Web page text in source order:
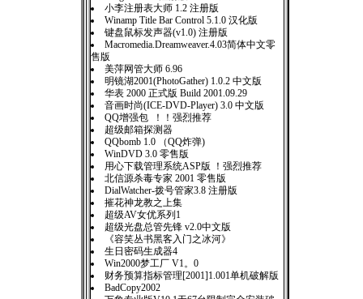
小李注册表大师 1.2 注册版
Winamp Title Bar Control 5.1.0 汉化版
键盘鼠标发声器(v1.0) 注册版
Macromedia.Dreamweaver.4.03简体中文零
售版
美萍网管大师 6.96
明镜湖2001(PhotoGather) 1.0.2 中文版
华表 2000 正式版 Build 2001.09.29
音画时尚(ICE-DVD-Player) 3.0 中文版
QQ增强包 ！！强烈推荐
超级邮箱探测器
QQbomb 1.0 （QQ炸弹)
WinDVD 3.0 零售版
用心下载管理系统ASP版 ！强烈推荐
北信源杀毒专家 2001 零售版
DialWatcher-拨号管家3.8 注册版
摧花神龙教之上集
超级AV女优系列1
超级光盘总管先锋 v2.0中文版
《容笑丛书黑客入门之冰河》
生日密码生成器4
Win2000梦工厂 V1。0
财务预算指标管理[2001]1.001单机破解版
BadCopy2002